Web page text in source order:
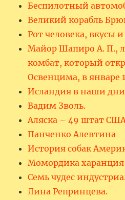
Беспилотный
Великий корабль
Рот человека, вкусы и
Майор Шапиро А. П.,
комбат, который
Освенцима, в январе
Исландия в наши дни
Вадим Зволь.
Аляска – 49 штат
Панченко Алевтина
История собак
Момордика харанция
Семь чудес
Лина Репринцева.